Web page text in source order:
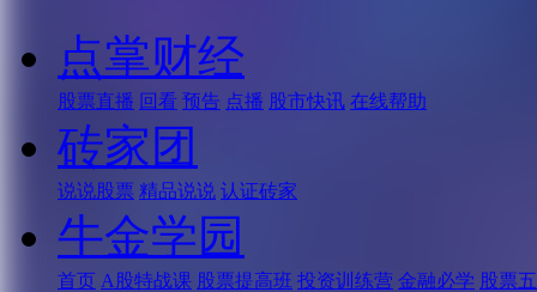
点掌财经
股票直播 回看 预告 点播 股市快讯 在线帮助
砖家团
说说股票 精品说说 认证砖家
牛金学园
首页 A股特战课 股票提高班 投资训练营 金融必学 股票